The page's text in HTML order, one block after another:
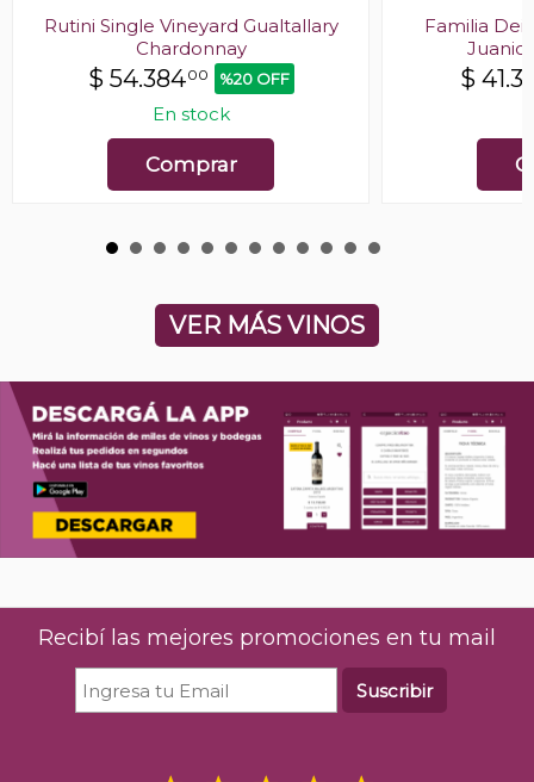
Rutini Single Vineyard Gualtallary
Chardonnay
$ 54.38400 %20 OFF
En stock
Comprar
Familia
$
VER MÁS VINOS
Recibí las mejores promociones en tu mail
Suscribir